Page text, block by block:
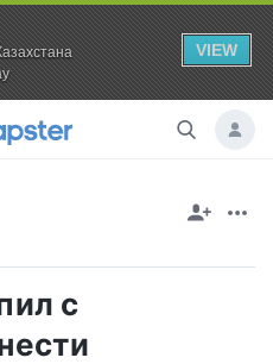
VIEW
с